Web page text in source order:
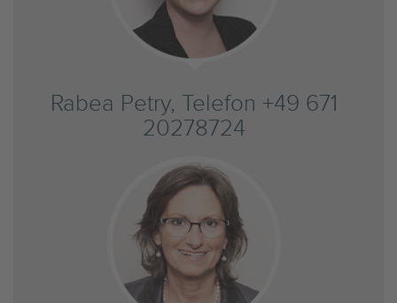
Rabea Petry, Telefon +49 671
20278724